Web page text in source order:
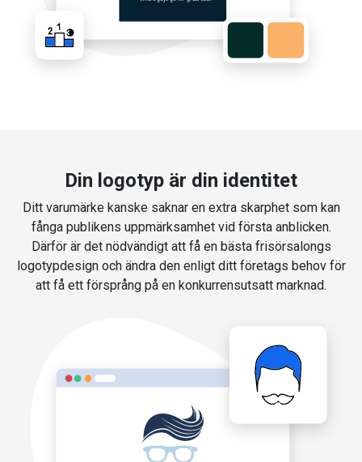
Din logotyp är din identitet
Ditt varumärke kanske saknar en extra skarphet som kan
fånga publikens uppmärksamhet vid första anblicken.
Därför är det nödvändigt att få en bästa frisörsalongs
logotypdesign och ändra den enligt ditt företags behov för
att få ett försprång på en konkurrensutsatt marknad.